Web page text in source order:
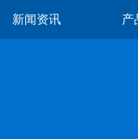
新闻资讯 产